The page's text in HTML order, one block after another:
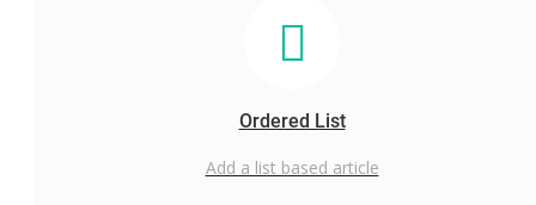
Ordered List
Add a list based article